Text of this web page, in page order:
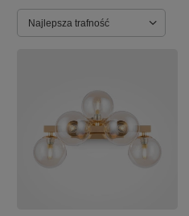
Zmień sortowanie
Najlepsza trafność